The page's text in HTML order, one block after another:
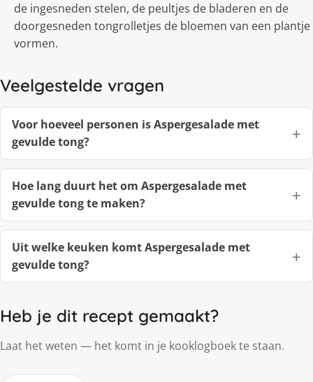
de ingesneden stelen, de peultjes de bladeren en de
doorgesneden tongrolletjes de bloemen van een plantje
vormen.
Veelgestelde vragen
Voor hoeveel personen is Aspergesalade met
gevulde tong?
Hoe lang duurt het om Aspergesalade met
gevulde tong te maken?
Uit welke keuken komt Aspergesalade met
gevulde tong?
Heb je dit recept gemaakt?
Laat het weten — het komt in je kooklogboek te staan.